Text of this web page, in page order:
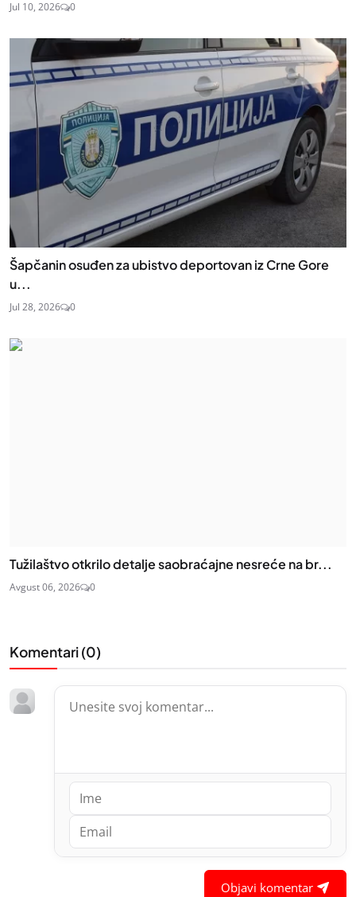
Jul 10, 2026 0
Šapčanin osuđen za ubistvo deportovan iz Crne Gore
u...
Jul 28, 2026 0
Tužilaštvo otkrilo detalje saobraćajne nesreće na br...
Avgust 06, 2026 0
Komentari (0)
Objavi komentar